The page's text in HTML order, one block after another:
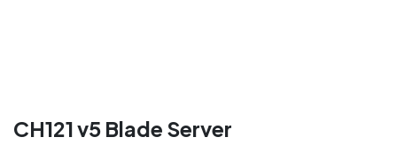
CH121 v5 Blade Server